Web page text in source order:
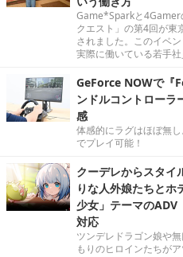
Game*Sparkと4Gamer
クエスト」の第4回が東
されました。このイベ
実際に働いている若手
GeForce NOWで『
ンドルコントローラ
感
体感的にラグはほぼ無
でプレイ可能！
クーデレからスタイ
りな人外娘たちとホ
少女」テーマのADV
対応
ツンデレドラゴン娘や
もりのヒロインたちがア